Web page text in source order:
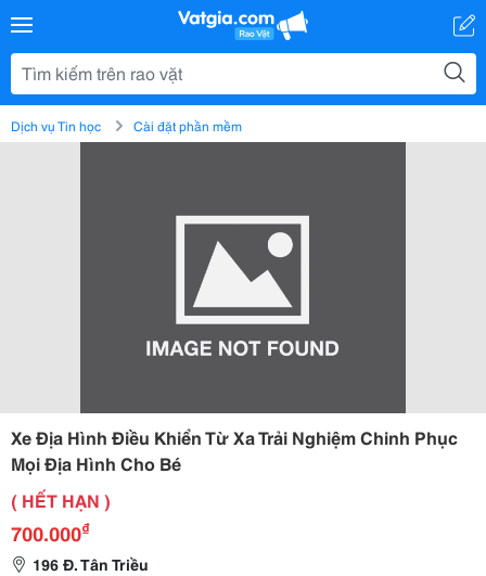
Dịch vụ Tin học Cài đặt phần mềm
Xe Địa Hình Điều Khiển Từ Xa Trải Nghiệm Chinh Phục
Mọi Địa Hình Cho Bé
( HẾT HẠN )
700.000₫
196 Đ. Tân Triều